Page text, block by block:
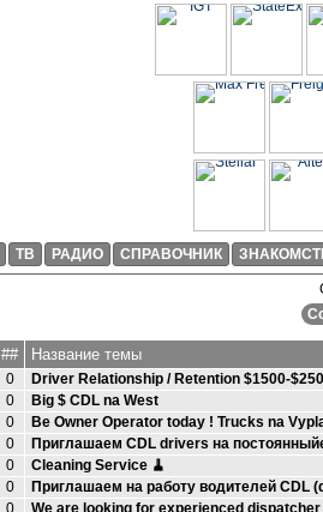
ТВ РАДИО СПРАВОЧНИК
## Название темы
0 Driver Relationship / Retention $1500-
0
Big $ CDL na West
0
Be Owner Operator today ! Trucks na
0
Приглашаем CDL drivers на
0
Cleaning Service 🧹
0
Приглашаем на работу водителей CDL
0
We are looking for experienced dispatcher